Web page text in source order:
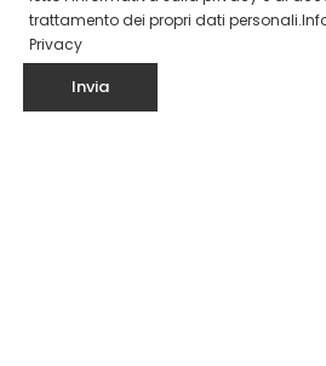
trattamento dei propri dati personali.
Privacy